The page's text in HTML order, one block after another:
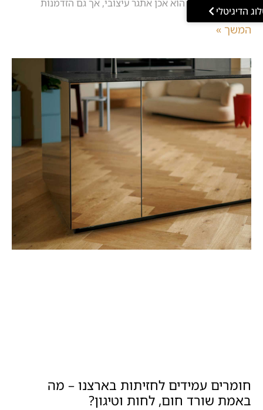
תכנון מטבח קטן הוא אכן אתגר עיצובי, אך גם הזדמנות
המשך »
חומרים עמידים לחזיתות בארצנו – מה
באמת שורד חום, לחות וטיגון?
הדיגיטלי